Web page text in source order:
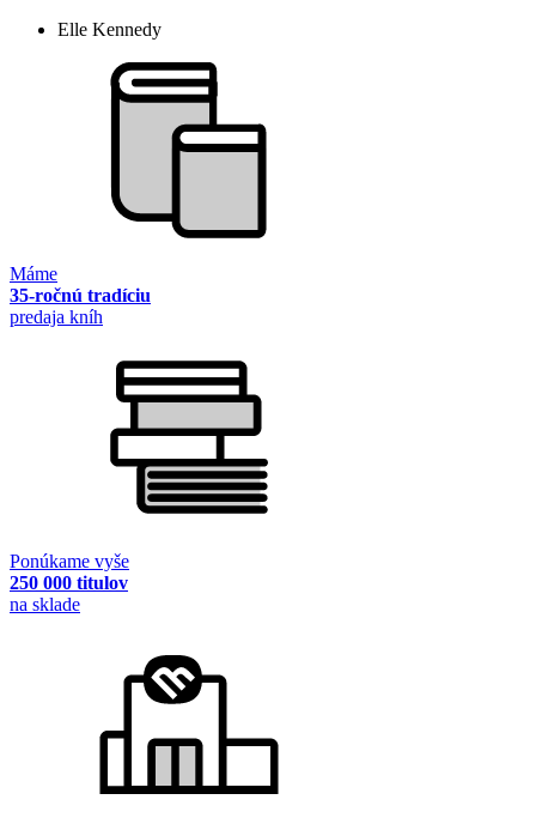
Elle Kennedy
Máme
35-ročnú tradíciu
predaja kníh
Ponúkame vyše
250 000 titulov
na sklade